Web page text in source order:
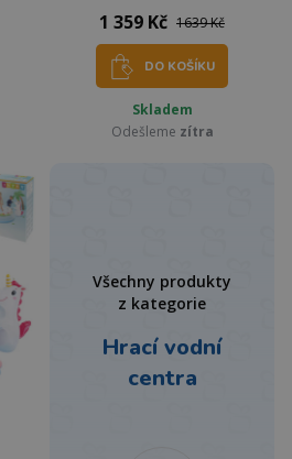
1 359 Kč 1639 Kč
DO KOŠÍKU
Skladem
Odešleme zítra
Všechny produkty
z kategorie
Hrací vodní
centra